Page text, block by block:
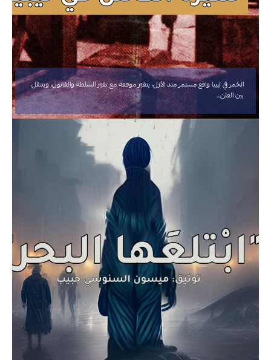
الخمر في ليبيا واقع مستمر منذ الأزل، يتغيّر موقعه مع تغيّر السلطة والقانون، ويتنقل
بين العلن…